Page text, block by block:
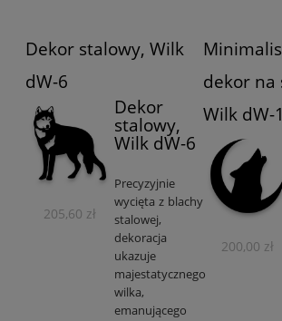
Dekor stalowy, Wilk
dW-6
205,60 zł
Dekor
stalowy,
Wilk dW-6
Precyzyjnie
wycięta z blachy
stalowej,
dekoracja
ukazuje
majestatycznego
wilka,
emanującego
dekor na
Wilk dW-1
200,00 zł